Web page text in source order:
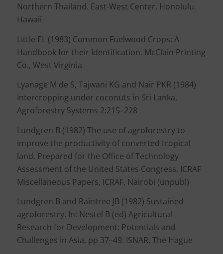
Northern Thailand. East-West Center, Honolulu,
Hawaii
Little EL (1983) Common Fuelwood Crops: A
Handbook for their Identification. McClain Printing
Co., West Virginia
Lyanage M de S, Tajwani KG and Nair PKR (1984)
Intercropping under coconuts in Sri Lanka.
Agroforestry Systems 2:215–228
Lundgren B (1982) The use of agroforestry to
improve the productivity of converted tropical
land. Prepared for the Office of Technology
Assessment of the United States Congress. ICRAF
Miscellaneous Papers, ICRAF, Nairobi (unpubl)
Lundgren B and Raintree JB (1982) Sustained
agroforestry. In: Nestel B (ed) Agricultural
Research for Development: Potentials and
Challenges in Asia, pp 37–49. ISNAR, The Hague